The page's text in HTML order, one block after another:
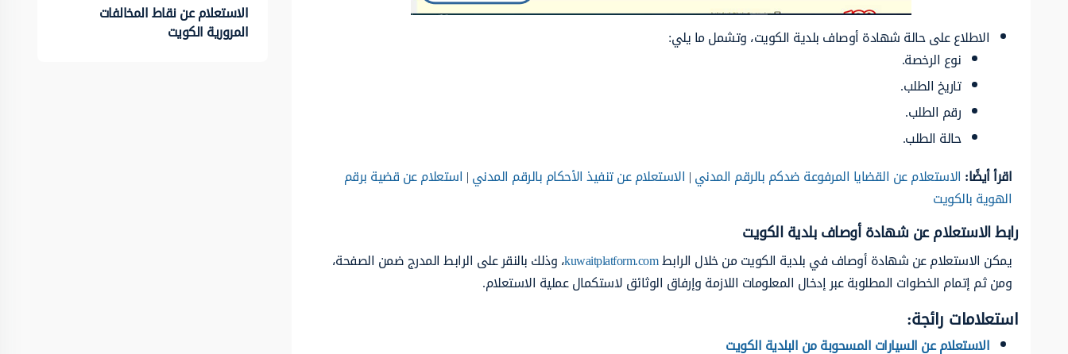
الاطلاع على حالة شهادة أوصاف بلدية الكويت، وتشمل ما يلي:
نوع الرخصة.
تاريخ الطلب.
رقم الطلب.
حالة الطلب.
اقرأ أيضًا: الاستعلام عن القضايا المرفوعة ضدكم بالرقم المدني| الاستعلام عن تنفيذ الأحكام بالرقم المدني| استعلام عن قضية برقم
الهوية بالكويت
رابط الاستعلام عن شهادة أوصاف بلدية الكويت
يمكن الاستعلام عن شهادة أوصاف في بلدية الكويت من خلال الرابطkuwaitplatform.com، وذلك بالنقر على الرابط المدرج ضمن الصفحة،
ومن ثم إتمام الخطوات المطلوبة عبر إدخال المعلومات اللازمة وإرفاق الوثائق لاستكمال عملية الاستعلام.
استعلامات رائجة:
الاستعلام عن السيارات المسحوبة من البلدية الكويت
الاستعلام عن نقاط المخالفات
المرورية الكويت